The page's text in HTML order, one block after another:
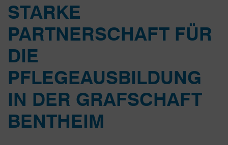
STARKE
PARTNERSCHAFT FÜR
DIE
PFLEGEAUSBILDUNG
IN DER GRAFSCHAFT
BENTHEIM